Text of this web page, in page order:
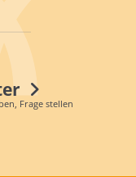
Frage stellen